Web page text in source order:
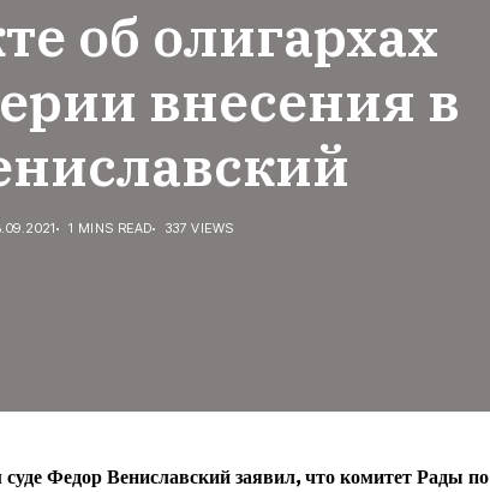
об олигархах
внесения в
1 MINS READ 337 VIEWS
Федор Вениславский заявил, что комитет Рады по